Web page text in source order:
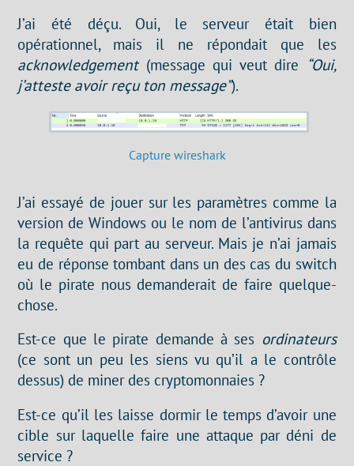
J’ai été déçu. Oui, le serveur était bien
opérationnel, mais il ne répondait que les
acknowledgement(message qui veut dire “Oui,
j’atteste avoir reçu ton message”).
Capture wireshark
J’ai essayé de jouer sur les paramètres comme la
version de Windows ou le nom de l’antivirus dans
la requête qui part au serveur. Mais je n’ai jamais
eu de réponse tombant dans un des cas du switch
où le pirate nous demanderait de faire quelque-
chose.
Est-ce que le pirate demande à ses ordinateurs
(ce sont un peu les siens vu qu’il a le contrôle
dessus) de miner des cryptomonnaies ?
Est-ce qu’il les laisse dormir le temps d’avoir une
cible sur laquelle faire une attaque par déni de
service ?